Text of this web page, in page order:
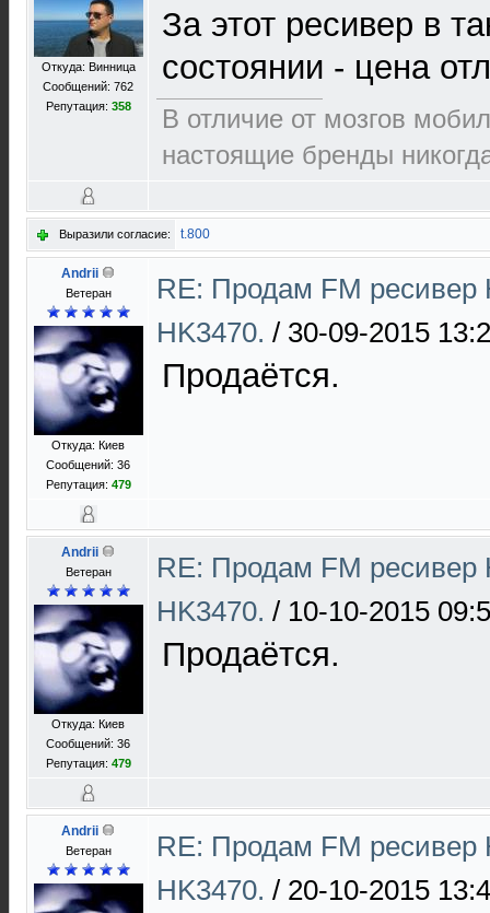
Откуда: Винница
Сообщений: 762
Репутация: 358
За этот ресивер в
состоянии - цена
В отличие от мозгов
настоящие бренды
Выразили согласие: t.800
Andrii
Ветеран
Откуда: Киев
Сообщений: 36
Репутация: 479
RE: Продам FM ресивер
HK3470. / 30-09-2015
Продаётся.
Andrii
Ветеран
Откуда: Киев
Сообщений: 36
Репутация: 479
RE: Продам FM ресивер
HK3470. / 10-10-2015
Продаётся.
Andrii
Ветеран
RE: Продам FM ресивер
HK3470. / 20-10-2015